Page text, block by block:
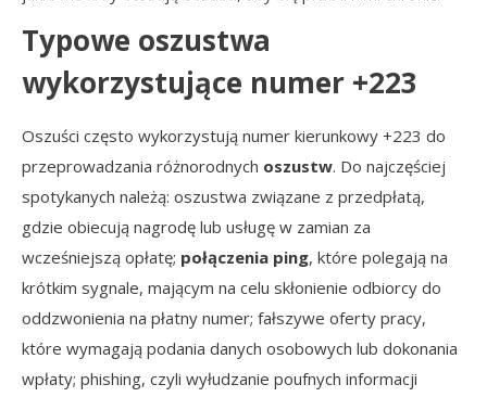
Typowe oszustwa
wykorzystujące numer +223
Oszuści często wykorzystują numer kierunkowy +223 do
przeprowadzania różnorodnych oszustw. Do najczęściej
spotykanych należą: oszustwa związane z przedpłatą,
gdzie obiecują nagrodę lub usługę w zamian za
wcześniejszą opłatę; połączenia ping, które polegają na
krótkim sygnale, mającym na celu skłonienie odbiorcy do
oddzwonienia na płatny numer; fałszywe oferty pracy,
które wymagają podania danych osobowych lub dokonania
wpłaty; phishing, czyli wyłudzanie poufnych informacji